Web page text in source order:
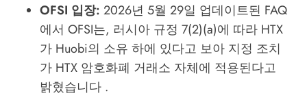
OFSI 입장: 2026년 5월 29일 업데이트된 FAQ
에서 OFSI는, 러시아 규정 7(2)(a)에 따라 HTX
가 Huobi의 소유 하에 있다고 보아 지정 조치
가 HTX 암호화폐 거래소 자체에 적용된다고
밝혔습니다 .